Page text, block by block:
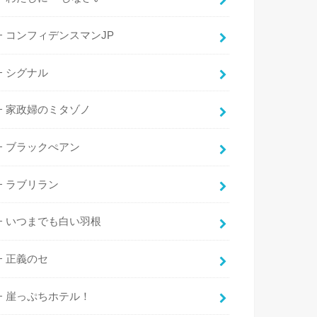
コンフィデンスマンJP
シグナル
家政婦のミタゾノ
ブラックぺアン
ラブリラン
いつまでも白い羽根
正義のセ
崖っぷちホテル！